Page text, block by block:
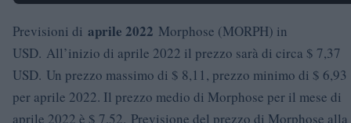
Previsioni di aprile 2022 Morphose (MORPH) in
USD. All’inizio di aprile 2022 il prezzo sarà di circa $ 7,37
USD. Un prezzo massimo di $ 8,11, prezzo minimo di $ 6,93
per aprile 2022. Il prezzo medio di Morphose per il mese di
aprile 2022 è $ 7,52. Previsione del prezzo di Morphose alla